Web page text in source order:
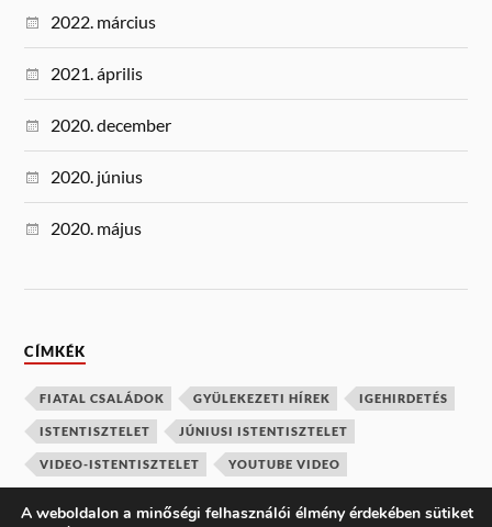
2022. március
2021. április
2020. december
2020. június
2020. május
CÍMKÉK
FIATAL CSALÁDOK GYÜLEKEZETI HÍREK IGEHIRDETÉS
ISTENTISZTELET JÚNIUSI ISTENTISZTELET
VIDEO-ISTENTISZTELET YOUTUBE VIDEO
A weboldalon a minőségi felhasználói élmény érdekében sütiket